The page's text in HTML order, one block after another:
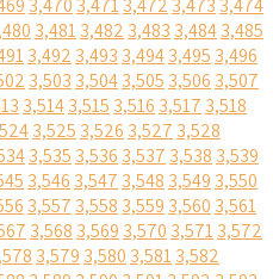
3,470 3,4713,472 3,473 3,474
3,4813,482 3,483 3,4843,485
3,492 3,493 3,4943,495 3,496
3,503 3,5043,505 3,506 3,507
3,5143,515 3,516 3,517 3,518
3,525 3,526 3,527 3,528
3,535 3,536 3,537 3,538 3,539
3,546 3,547 3,548 3,549 3,550
3,557 3,558 3,559 3,560 3,561
3,568 3,569 3,570 3,5713,572
3,579 3,580 3,5813,582